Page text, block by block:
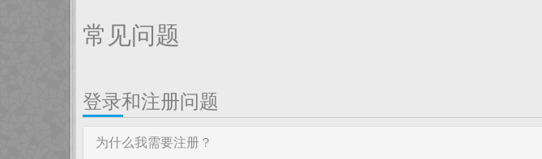
常见问题
登录和注册问题
为什么我需要注册？